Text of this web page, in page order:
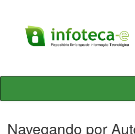
Skip
Navegando por